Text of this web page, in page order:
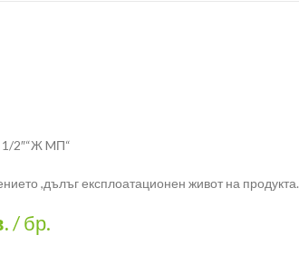
2″“Ж MП“
,дълъг експлоатационен живот на продукта.
/ бр.